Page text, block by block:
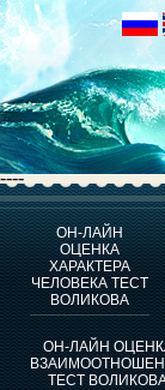
----
ОН-ЛАЙН
ОЦЕНКА
ХАРАКТЕРА
ЧЕЛОВЕКА ТЕСТ
ВОЛИКОВА
ОН-ЛАЙН
ТЕСТ
ОЦЕНКА